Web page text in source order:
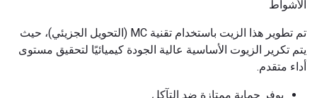
الأشواط
تم تطوير هذا الزيت باستخدام تقنية MC (التحويل الجزيئي)، حيث
يتم تكرير الزيوت الأساسية عالية الجودة كيميائيًا لتحقيق مستوى
أداء متقدم.
يوفر حماية ممتازة ضد التآكل